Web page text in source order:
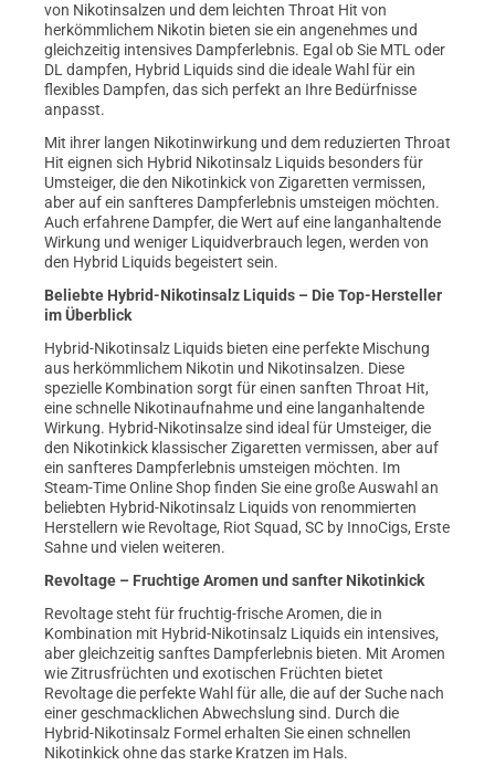
von Nikotinsalzen und dem leichten Throat Hit von
herkömmlichem Nikotin bieten sie ein angenehmes und
gleichzeitig intensives Dampferlebnis. Egal ob Sie MTL oder
DL dampfen, Hybrid Liquids sind die ideale Wahl für ein
flexibles Dampfen, das sich perfekt an Ihre Bedürfnisse
anpasst.
Mit ihrer langen Nikotinwirkung und dem reduzierten Throat
Hit eignen sich Hybrid Nikotinsalz Liquids besonders für
Umsteiger, die den Nikotinkick von Zigaretten vermissen,
aber auf ein sanfteres Dampferlebnis umsteigen möchten.
Auch erfahrene Dampfer, die Wert auf eine langanhaltende
Wirkung und weniger Liquidverbrauch legen, werden von
den Hybrid Liquids begeistert sein.
Beliebte Hybrid-Nikotinsalz Liquids – Die Top-Hersteller
im Überblick
Hybrid-Nikotinsalz Liquids bieten eine perfekte Mischung
aus herkömmlichem Nikotin und Nikotinsalzen. Diese
spezielle Kombination sorgt für einen sanften Throat Hit,
eine schnelle Nikotinaufnahme und eine langanhaltende
Wirkung. Hybrid-Nikotinsalze sind ideal für Umsteiger, die
den Nikotinkick klassischer Zigaretten vermissen, aber auf
ein sanfteres Dampferlebnis umsteigen möchten. Im
Steam-Time Online Shop finden Sie eine große Auswahl an
beliebten Hybrid-Nikotinsalz Liquids von renommierten
Herstellern wie Revoltage, Riot Squad, SC by InnoCigs, Erste
Sahne und vielen weiteren.
Revoltage – Fruchtige Aromen und sanfter Nikotinkick
Revoltage steht für fruchtig-frische Aromen, die in
Kombination mit Hybrid-Nikotinsalz Liquids ein intensives,
aber gleichzeitig sanftes Dampferlebnis bieten. Mit Aromen
wie Zitrusfrüchten und exotischen Früchten bietet
Revoltage die perfekte Wahl für alle, die auf der Suche nach
einer geschmacklichen Abwechslung sind. Durch die
Hybrid-Nikotinsalz Formel erhalten Sie einen schnellen
Nikotinkick ohne das starke Kratzen im Hals.